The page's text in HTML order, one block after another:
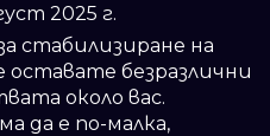
2025 г.
стабилизиране на
безразлични
около вас.
да е по-малка,